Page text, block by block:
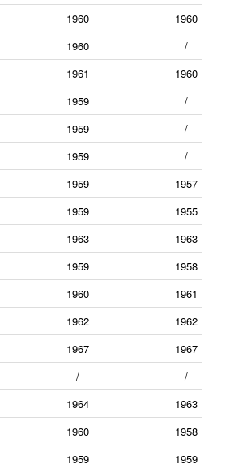
1960
1960
1960
/
1961
1960
1959
/
1959
/
1959
/
1959
1957
1959
1955
1963
1963
1959
1958
1960
1961
1962
1962
1967
1967
/
/
1964
1963
1960
1958
1959
1959